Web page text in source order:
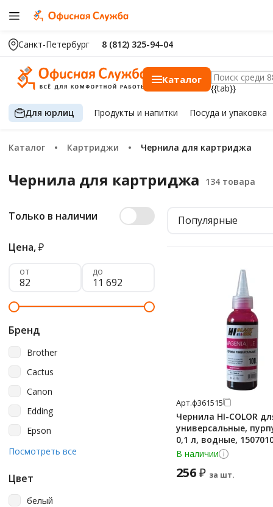
Санкт-Петербург 8 (812) 325-94-04
Каталог
{{tab}}
Для юрлиц Продуктыи напитки Посуда и упаковка
Каталог Картриджи Чернила для картриджа
Чернила для картриджа
Только в наличии
Цена,₽
от до
Бренд
Brother
Cactus
Canon
Edding
Epson
Hi-Black
Посмотреть все
Цвет
белый
Популярные
Арт.ф361515
Чернила HI-COLOR
универсальные,
0,1 л, водные,
В наличии
256₽ за шт.